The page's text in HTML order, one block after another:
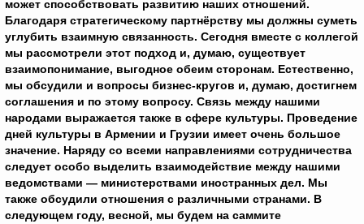
может способствовать развитию наших отношений.
Благодаря стратегическому партнёрству мы должны суметь
углубить взаимную связанность. Сегодня вместе с коллегой
мы рассмотрели этот подход и, думаю, существует
взаимопонимание, выгодное обеим сторонам. Естественно,
мы обсудили и вопросы бизнес-кругов и, думаю, достигнем
соглашения и по этому вопросу. Связь между нашими
народами выражается также в сфере культуры. Проведение
дней культуры в Армении и Грузии имеет очень большое
значение. Наряду со всеми направлениями сотрудничества
следует особо выделить взаимодействие между нашими
ведомствами — министерствами иностранных дел. Мы
также обсудили отношения с различными странами. В
следующем году, весной, мы будем на саммите